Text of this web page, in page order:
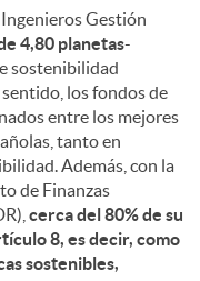
Gestión
4,80 planetas-
sostenibilidad
los fondos de
entre los mejores
tanto en
Además, con la
de Finanzas
cerca del 80% de su
8, es decir, como
sostenibles,